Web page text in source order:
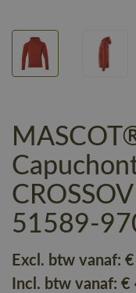
51589-
Excl. btw vanaf:
Incl. btw vanaf: €